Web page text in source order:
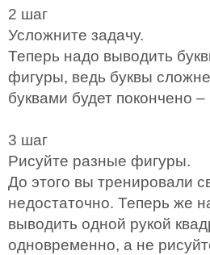
2 шаг
Усложните задачу.
Теперь надо выводить
фигуры, ведь буквы
буквами будет покончено
3 шаг
Рисуйте разные фигуры.
До этого вы тренировали
недостаточно. Теперь же
выводить одной рукой
одновременно, а не